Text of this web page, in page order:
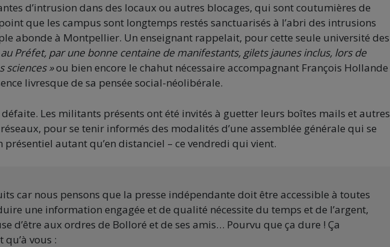
d’intrusion dans des locaux ou autres blocages, qui sont coutumières de
que les campus sont longtemps restés sanctuarisés à l’abri des intrusions
abonde à Montpellier. Un enseignant rappelait, pour cette seule université des
au Préfet, par une bonne centaine de manifestants, gilets jaunes inclus, lors de
sciences »ou bien encore le chahut nécessaire accompagnant François Hollande
livresque de sa pensée social-néolibérale.
défaite. Les militants présents ont été invités à guetter leurs boîtes mails et autres
pour se tenir informés des modalités d’une assemblée générale qui se
autant qu’en distanciel – ce vendredi qui vient.
car nous pensons que la presse indépendante doit être accessible à toutes
une information engagée et de qualité nécessite du temps et de l’argent,
d’être aux ordres de Bolloré et de ses amis… Pourvu que ça dure ! Ça
vous :